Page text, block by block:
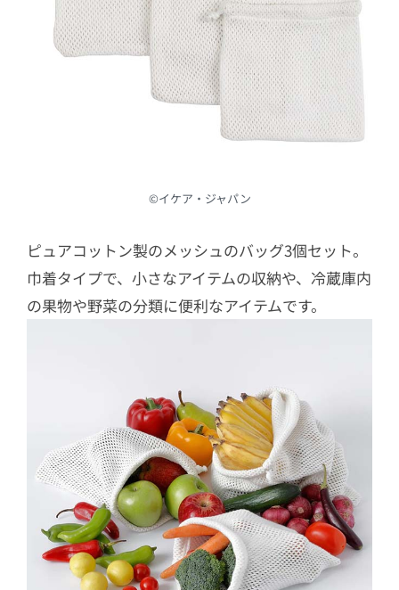
©︎イケア・ジャパン
ピュアコットン製のメッシュのバッグ3個セット。
巾着タイプで、小さなアイテムの収納や、冷蔵庫内
の果物や野菜の分類に便利なアイテムです。